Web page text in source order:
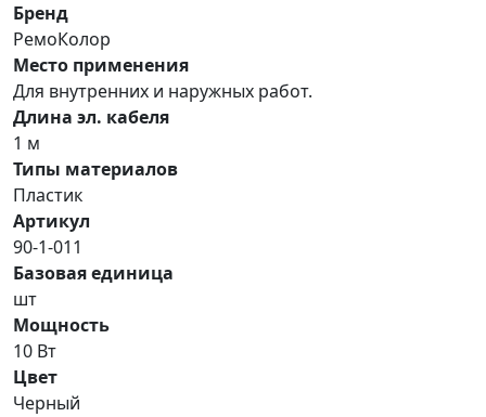
Бренд
РемоКолор
Место применения
Для внутренних и наружных работ.
Длина эл. кабеля
1 м
Типы материалов
Пластик
Артикул
90-1-011
Базовая единица
шт
Мощность
10 Вт
Цвет
Черный